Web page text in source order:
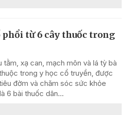
phổi từ 6 cây thuốc trong
tằm, xạ can, mạch môn và lá tỳ bà
trong y học cổ truyền, được
đờm và chăm sóc sức khỏe
6 bài thuốc dân...